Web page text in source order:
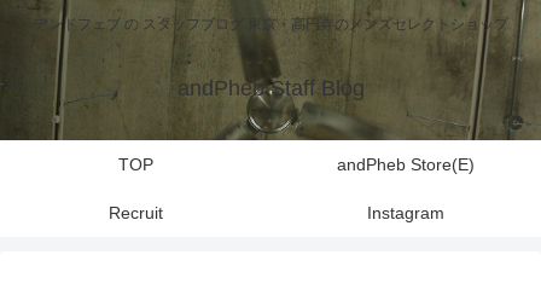
アンドフェブ の スタッフブログ 東京・高円寺のメンズセレクトショップ
andPheb Staff Blog
TOP andPheb Store(E)
Recruit Instagram